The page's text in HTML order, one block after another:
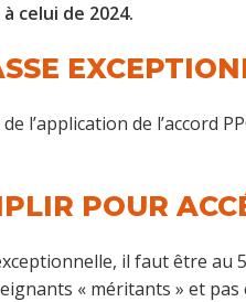
celui de 2024.
l’application de l’accord
POUR
il faut être au
« méritants » et